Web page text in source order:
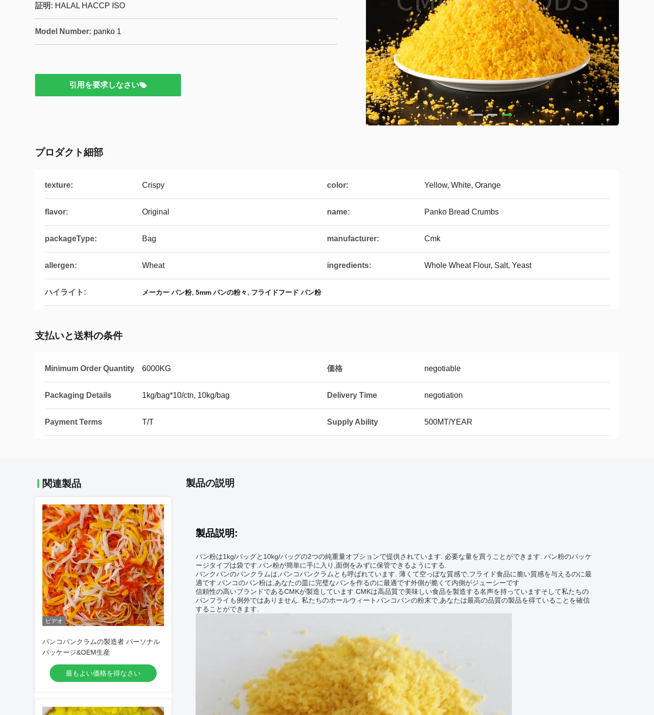
証明: HALAL HACCP ISO
Model Number: panko 1
引用を要求しなさい
プロダクト細部
texture: Crispy color: Yellow, White, Orange
flavor: Original name: Panko Bread Crumbs
packageType: Bag manufacturer: Cmk
allergen: Wheat ingredients: Whole Wheat Flour, Salt, Yeast
ハイライト: メーカー パン粉, 5mm パンの粉々, フライドフード パン粉
支払いと送料の条件
Minimum Order Quantity 6000KG 価格 negotiable
Packaging Details 1kg/bag*10/ctn, 10kg/bag Delivery Time negotiation
Payment Terms T/T Supply Ability 500MT/YEAR
関連製品
ビデオ
パンコパンクラムの製造者 パーソナル
パッケージ&OEM生産
最もよい価格を得なさい
製品の説明
製品説明:
パン粉は1kg/バッグと10kg/バッグの2つの純重量オプションで提供されています. 必要な量を買うことができます. パン粉のパッケ
ージタイプは袋です.パン粉が簡単に手に入り,面倒をみずに保管できるようにする.
パンクパンのパンクラムは,パンコパンクラムとも呼ばれています. 薄くて空っぽな質感で,フライド食品に脆い質感を与えるのに最
適です.パンコのパン粉は,あなたの皿に完璧なパンを作るのに最適です外側が脆くて内側がジューシーです
信頼性の高いブランドであるCMKが製造しています CMKは高品質で美味しい食品を製造する名声を持っていますそして私たちの
パンフライも例外ではありません. 私たちのホールウィートパンコパンの粉末で,あなたは最高の品質の製品を得ていることを確信
することができます.